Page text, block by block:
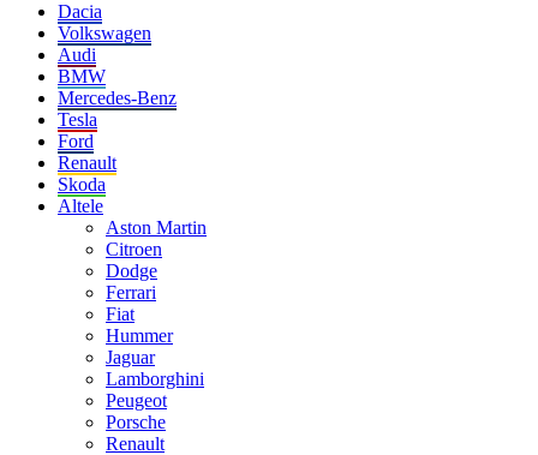
Dacia
Volkswagen
Audi
BMW
Mercedes-Benz
Tesla
Ford
Renault
Skoda
Altele
Aston Martin
Citroen
Dodge
Ferrari
Fiat
Hummer
Jaguar
Lamborghini
Peugeot
Porsche
Renault